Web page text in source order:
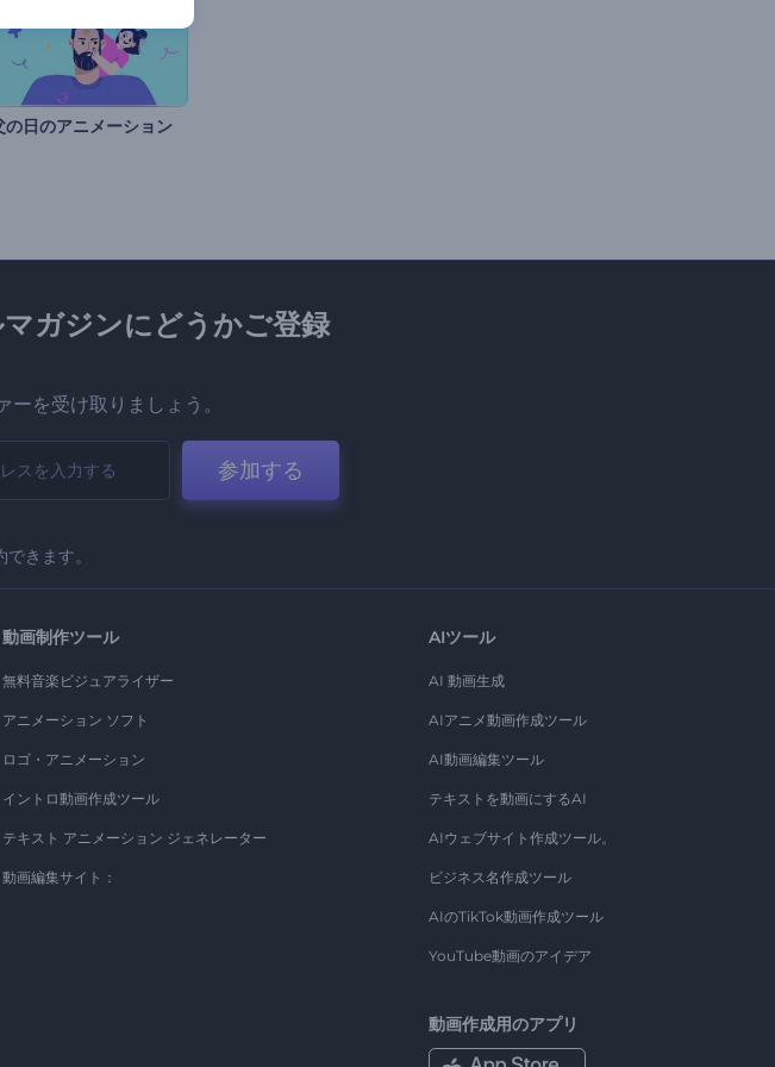
の日のアニメーション
ガジンにどうかご登録
を受け取りましょう。
参加する
きます。
動画制作ツール
無料音楽ビジュアライザー
アニメーション ソフト
ロゴ・アニメーション
イントロ動画作成ツール
テキスト アニメーション ジェネレーター
動画編集サイト：
AIツール
AI 動画生成
AIアニメ動画作成ツール
AI動画編集ツール
テキストを動画にするAI
AIウェブサイト作成ツール。
ビジネス名作成ツール
AIのTikTok動画作成ツール
YouTube動画のアイデア
動画作成用のアプリ